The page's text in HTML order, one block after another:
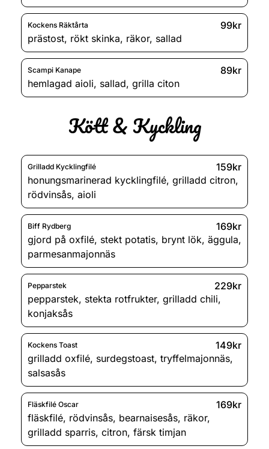
Kockens Räktårta
99kr
prästost, rökt skinka, räkor, sallad
Scampi Kanape
89kr
hemlagad aioli, sallad, grilla citon
Kött & Kyckling
Grilladd Kycklingfilé
159kr
honungsmarinerad kycklingfilé, grilladd citron,
rödvinsås, aioli
Biff Rydberg
169kr
gjord på oxfilé, stekt potatis, brynt lök, äggula,
parmesanmajonnäs
Pepparstek
229kr
pepparstek, stekta rotfrukter, grilladd chili,
konjaksås
Kockens Toast
149kr
grilladd oxfilé, surdegstoast, tryffelmajonnäs,
salsasås
Fläskfilé Oscar
169kr
fläskfilé, rödvinsås, bearnaisesås, räkor,
grilladd sparris, citron, färsk timjan